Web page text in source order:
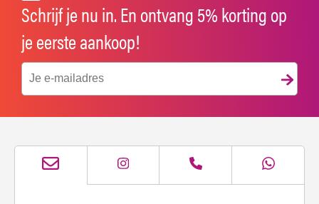
Schrijf je nu in. En ontvang 5% korting op
je eerste aankoop!